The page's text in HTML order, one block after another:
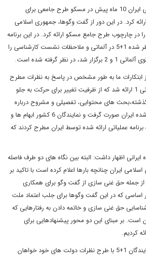
وی افزود: جمهوری اسلامی ایران 10 ماه پیش در مسکو طرح جامعی برای
کرد. در این دور از گفت وگوها، جمهوری اسلامی
را در چارچوب طرح جامع مسکو ارائه کرد. در این برنامه
عملیاتی پیشنهاد تجدیدنظر شده 1+5 در آلماتی و ملاحظات نشست کارشناسی را
نظر گرفته شده است.
ابتکارات ما به طور مشخص در پاسخ به نظرات مطرح
شده 1+5 در نشست آلماتی 1 ارائه شد که از ظرفیت تغییر برای حرکت به جلو
است. در 2 روز گذشته،بحث های محتوایی، تفصیلی و مشروح درباره
ابعاد برنامه عملیاتی ارائه شده ایران صورت گرفت و نمایندگان 6 کشور ابهام ها و
عملیاتی ارائه شده توسط ایران مطرح کردند که
اظهار داشت: البته بین نگاه های دو طرف فاصله
ایران چنانچه بارها اعلام کرده است با تاکید بر
جمله حق غنی سازی از گفت وگو برای همکاری
اساسی که در این گفت وگوها برای جلب اعتماد ملت
شناسایی حق غنی سازی و خاتمه دادن به رفتارهایی که
است. بر مبنای این دو محور پیشنهادهایی برای
کردیم.
سعید جلیلی بیان کرد: نمایندگان 1+5 با طرح نظرات دولت های خود خواهان